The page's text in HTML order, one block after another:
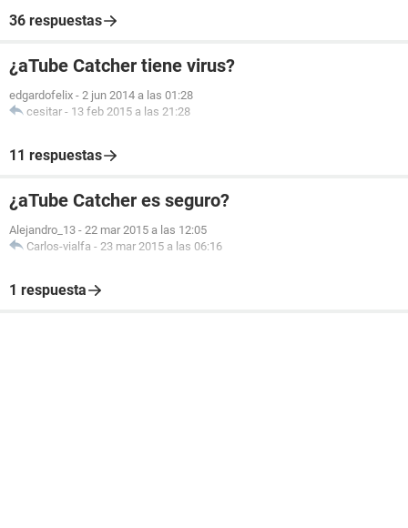
36 respuestas
¿aTube Catcher tiene virus?
edgardofelix - 2 jun 2014 a las 01:28
cesitar - 13 feb 2015 a las 21:28
11 respuestas
¿aTube Catcher es seguro?
Alejandro_13 - 22 mar 2015 a las 12:05
Carlos-vialfa - 23 mar 2015 a las 06:16
1 respuesta